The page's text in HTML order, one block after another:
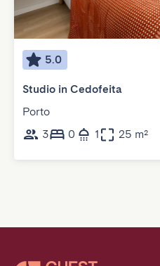
5.0
Studio in Cedofeita
Porto
3
0 1 25 m²